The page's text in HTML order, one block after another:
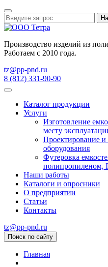
Производство изделий из
Работаем с 2010 года.
tz@pp-pnd.ru
8 (812) 331-90-90
Каталог продукции
Услуги
Изготовление
месту
Проектирование
оборудования
Футеровка
Наши работы
Каталоги и опросники
О предприятии
Статьи
Контакты
tz@pp-pnd.ru
Поиск по сайту
Главная